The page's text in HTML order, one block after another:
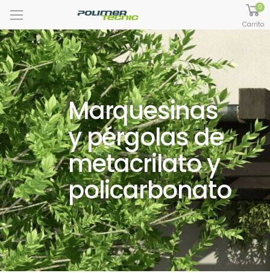
0
Carrito
Marquesinas
y pérgolas de
metacrilato y
policarbonato